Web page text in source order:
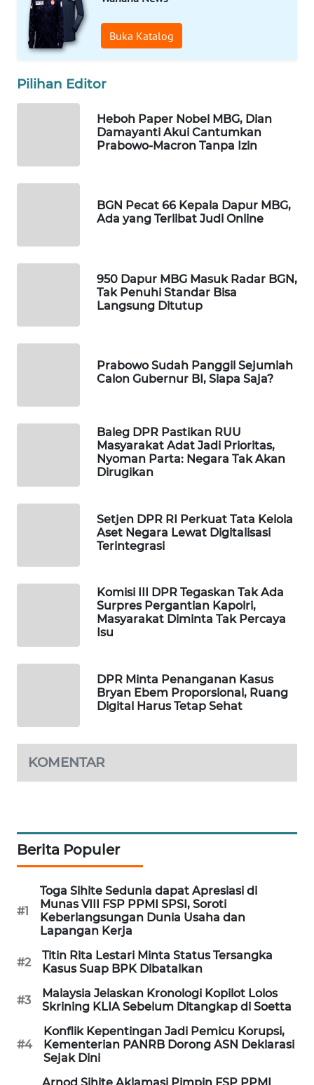
Buka Katalog
Pilihan Editor
Heboh Paper Nobel MBG, Dian
Damayanti Akui Cantumkan
Prabowo-Macron Tanpa Izin
BGN Pecat 66 Kepala Dapur MBG,
Ada yang Terlibat Judi Online
950 Dapur MBG Masuk Radar BGN,
Tak Penuhi Standar Bisa
Langsung Ditutup
Prabowo Sudah Panggil Sejumlah
Calon Gubernur BI, Siapa Saja?
Baleg DPR Pastikan RUU
Masyarakat Adat Jadi Prioritas,
Nyoman Parta: Negara Tak Akan
Dirugikan
Setjen DPR RI Perkuat Tata Kelola
Aset Negara Lewat Digitalisasi
Terintegrasi
Komisi III DPR Tegaskan Tak Ada
Surpres Pergantian Kapolri,
Masyarakat Diminta Tak Percaya
Isu
DPR Minta Penanganan Kasus
Bryan Ebem Proporsional, Ruang
Digital Harus Tetap Sehat
KOMENTAR
Berita Populer
#1
Toga Sihite Sedunia dapat Apresiasi di
Munas VIII FSP PPMI SPSI, Soroti
Keberlangsungan Dunia Usaha dan
Lapangan Kerja
#2
Titin Rita Lestari Minta Status Tersangka
Kasus Suap BPK Dibatalkan
#3
Malaysia Jelaskan Kronologi Kopilot Lolos
Skrining KLIA Sebelum Ditangkap di Soetta
#4
Konflik Kepentingan Jadi Pemicu Korupsi,
Kementerian PANRB Dorong ASN Deklarasi
Sejak Dini
WAHANA
SPORT
UMKM
WAHANA
DESA
WAHANA
KELISTRIKAN
ID
PLN
LPKKI
LKKI
KOPEKLIN
PORTAL
KONSUMEN
FORWAMKI
ALPERKLINAS